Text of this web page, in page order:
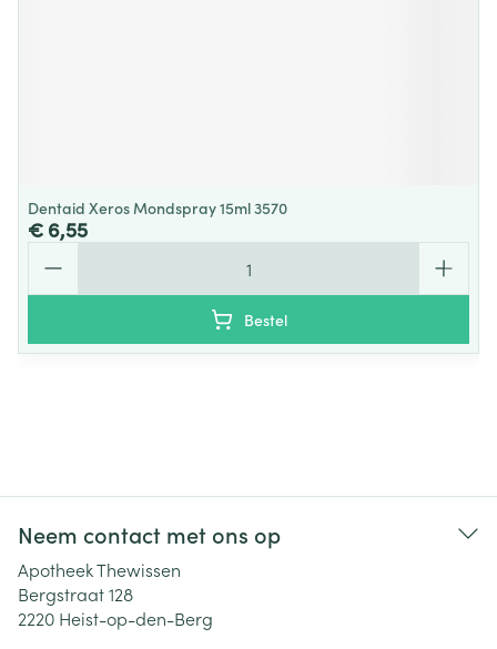
Dentaid Xeros Mondspray 15ml 3570
€ 6,55
Bestel
Neem contact met ons op
Apotheek Thewissen
Bergstraat 128
2220 Heist-op-den-Berg